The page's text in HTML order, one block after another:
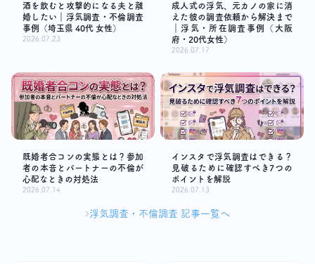
酒を飲むと攻撃的になる夫と離
婚したい｜浮気調査・不倫調査
事例（埼玉県 40代 女性）
2026.07.23
成人式の浮気、元カノの家に消
えた彼の調査依頼から解決まで
｜浮気・所在調査事例（大阪
府・20代女性）
2026.07.17
既婚者合コンの実態とは？参加
者の本音とパートナーの不倫が
心配なときの対処法
2026.07.14
インスタで浮気調査はできる？
見破るために確認すべき7つの
ポイントを解説
2026.07.13
浮気調査・不倫調査 記事一覧へ